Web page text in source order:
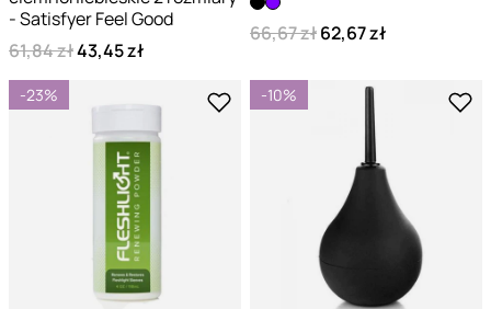
- Satisfyer Feel Good
61,84 zł43,45 zł
66,67 zł62,67 zł
-23% -10%